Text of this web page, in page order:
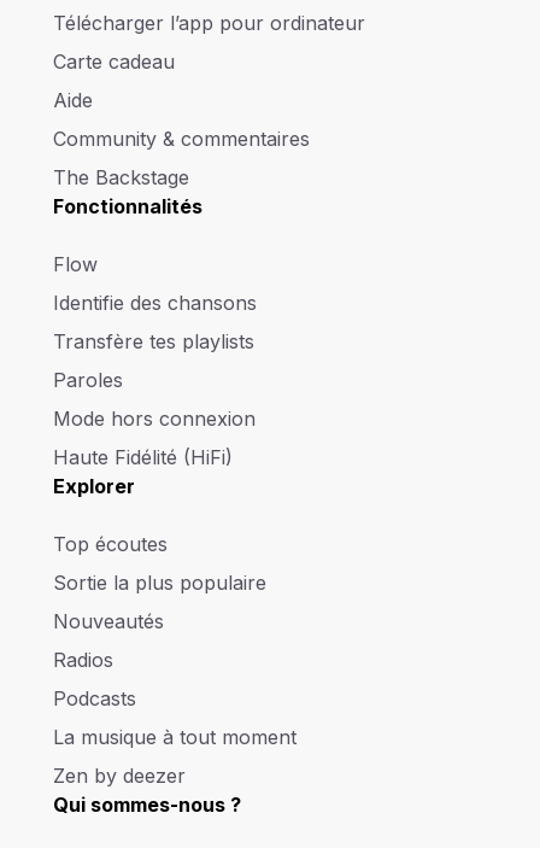
Télécharger l’app pour ordinateur
Carte cadeau
Aide
Community & commentaires
The Backstage
Fonctionnalités
Flow
Identifie des chansons
Transfère tes playlists
Paroles
Mode hors connexion
Haute Fidélité (HiFi)
Explorer
Top écoutes
Sortie la plus populaire
Nouveautés
Radios
Podcasts
La musique à tout moment
Zen by deezer
Qui sommes-nous ?